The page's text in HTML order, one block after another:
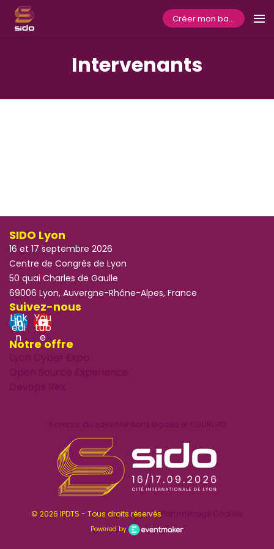
Créer mon badge
Intervenants
SIDO Lyon
16 et 17 septembre 2026
Centre de Congrès de Lyon
50 quai Charles de Gaulle
69006 Lyon, Auvergne-Rhône-Alpes, France
Suivez-nous
Link
edi
n
You
tub
e
Notre offre
Lyon Cyber Expo
Open Source Experience
Devops Rex
À propos du salonMentions légales et CGURGPD
© 2026 IPDTS - Tous droits réservésParamétrage Cookies
Powered by